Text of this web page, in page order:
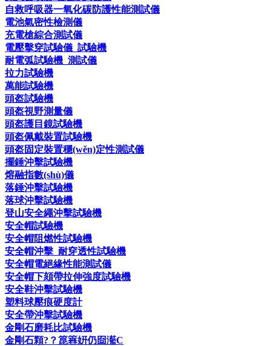
自救呼吸器一氧化碳防護性能測試儀
電池氣密性檢測儀
充電槍綜合測試儀
電壓擊穿試驗儀_試驗機
耐電弧試驗機_測試儀
拉力試驗機
萬能試驗機
頭盔試驗機
頭盔視野測量儀
頭盔護目鏡試驗機
頭盔佩戴裝置試驗機
頭盔固定裝置穩(wěn)定性測試儀
擺錘沖擊試驗機
熔融指數(shù)儀
落錘沖擊試驗機
落球沖擊試驗機
登山安全繩沖擊試驗機
安全帽試驗機
安全帽阻燃性試驗機
安全帽沖擊_耐穿透性試驗機
安全帽電絕緣性能測試儀
安全帽下頦帶拉伸強度試驗機
安全鞋沖擊試驗機
塑料球壓痕硬度計
安全帶沖擊試驗機
金剛石磨耗比試驗機
金剛石顆?？箟簭姸仍囼灆C